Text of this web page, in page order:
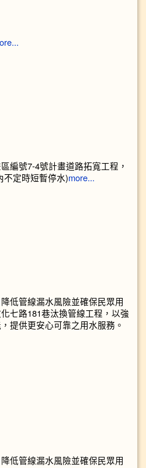
編號7-4號計畫道路拓寬工程，
不定時短暫停水)more...
低管線漏水風險並確保民眾用
七路181巷汰換管線工程，以強
提供更安心可靠之用水服務。
低管線漏水風險並確保民眾用